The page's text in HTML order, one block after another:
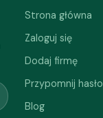
Strona główna
Zaloguj się
Dodaj firmę
Przypomnij hasło
Blog